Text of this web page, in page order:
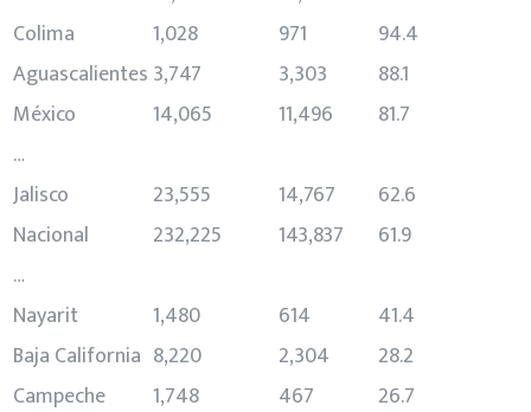
Colima
1,028 971
94.4
Aguascalientes 3,747 3,303
88.1
México
14,065 11,496
81.7
…
Jalisco
23,555 14,767
62.6
Nacional
232,225 143,837
61.9
…
Nayarit
1,480 614
41.4
Baja California 8,220 2,304
28.2
Campeche
1,748 467
26.7